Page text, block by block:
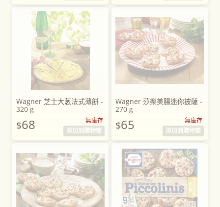
Wagner 芝士大葱法式薄餅 -
320 g
$68
無庫存
添加到購物籃
Wagner 莎樂美腸迷你披薩 -
270 g
$65
無庫存
添加到購物籃